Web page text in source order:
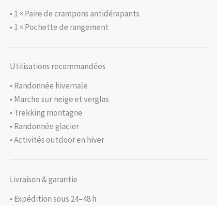
• 1 × Paire de crampons antidérapants
• 1 × Pochette de rangement
Utilisations recommandées
• Randonnée hivernale
• Marche sur neige et verglas
• Trekking montagne
• Randonnée glacier
• Activités outdoor en hiver
Livraison & garantie
• Expédition sous 24–48 h